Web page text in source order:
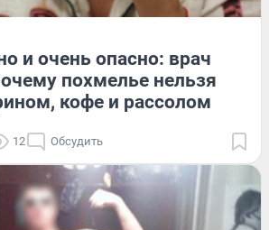
и очень опасно: врач
похмелье нельзя
кофе и рассолом
12 Обсудить